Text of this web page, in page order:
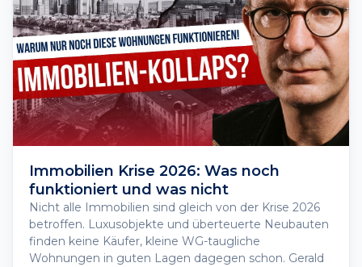
Immobilien Krise 2026: Was noch
funktioniert und was nicht
Nicht alle Immobilien sind gleich von der Krise 2026
betroffen. Luxusobjekte und überteuerte Neubauten
finden keine Käufer, kleine WG-taugliche
Wohnungen in guten Lagen dagegen schon. Gerald